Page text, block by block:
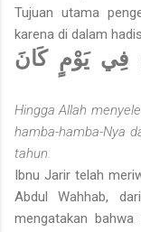
Tujuan utama
karena di dalam
فِي يَوْمٍ كَانَ
Hingga Allah
hamba-hamba-Nya
tahun.
Ibnu Jarir telah
Abdul Wahhab,
mengatakan bahwa